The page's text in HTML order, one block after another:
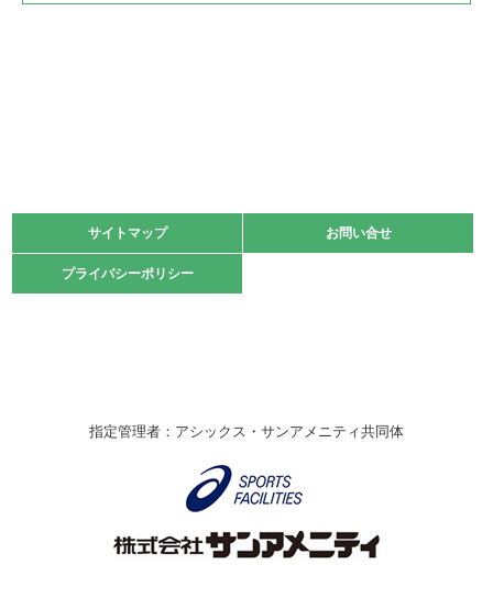
2022.05.22
緑ケ丘体育館
2021.10.23
卓球選手権大会ラージボールの部開催☆
伊丹市総合体育大会 バレーボール大会が開催されました
なわとびイベントを開催しました！
サイトマップ お問い合せ
プライバシーポリシー
サイトマップ お問い合せ
プライバシーポリシー
指定管理者：アシックス・サンアメニティ共同体